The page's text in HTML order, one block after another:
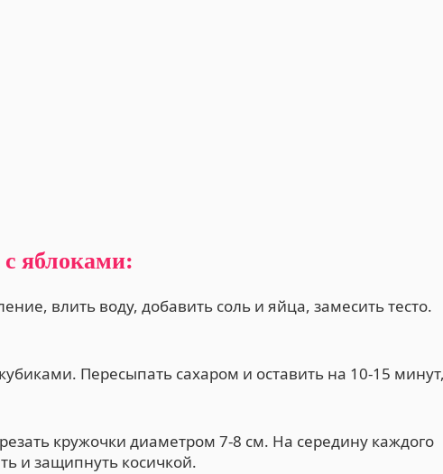
яблоками:
влить воду, добавить соль и яйца, замесить тесто.
Пересыпать сахаром и оставить на 10-15
кружочки диаметром 7-8 см. На середину каждого
и защипнуть косичкой.